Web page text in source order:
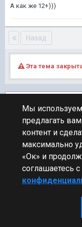
А как же 12+)))
Назад
Эта тема
ПЕРЕЙТИ К
Клановый
Мы
предлагать
контент и
максимально
«Ок» и
соглашаетесь с